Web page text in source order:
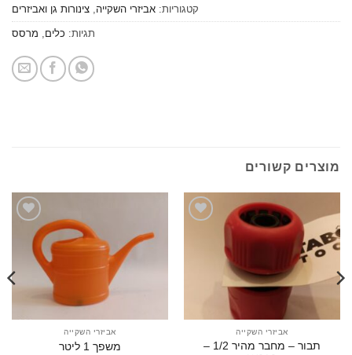
קטגוריות:אביזרי השקייה, צינורות גן ואביזרים
כלים,מרסס
קשורים
הוסף
המשאלות
אביזרי השקייה
תבור – מחבר מהיר 1/2 –
הוסף
לרשימת
המשאלות
אביזרי השקייה